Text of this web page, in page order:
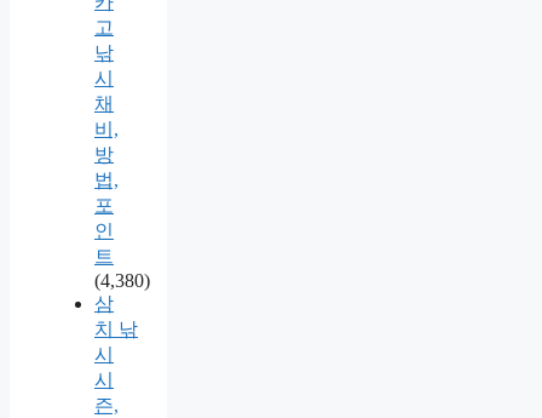
고
낚
시
채
비,
방
법,
포
인
트
(4,380)
삼
치 낚
시
시
즌,